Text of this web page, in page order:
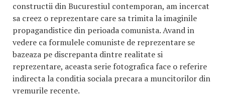
constructii din Bucurestiul contemporan, am incercat
sa creez o reprezentare care sa trimita la imaginile
propagandistice din perioada comunista. Avand in
vedere ca formulele comuniste de reprezentare se
bazeaza pe discrepanta dintre realitate si
reprezentare, aceasta serie fotografica face o referire
indirecta la conditia sociala precara a muncitorilor din
vremurile recente.